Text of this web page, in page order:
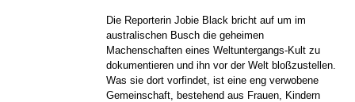
Die Reporterin Jobie Black bricht auf um im
australischen Busch die geheimen
Machenschaften eines Weltuntergangs-Kult zu
dokumentieren und ihn vor der Welt bloßzustellen.
Was sie dort vorfindet, ist eine eng verwobene
Gemeinschaft, bestehend aus Frauen, Kindern